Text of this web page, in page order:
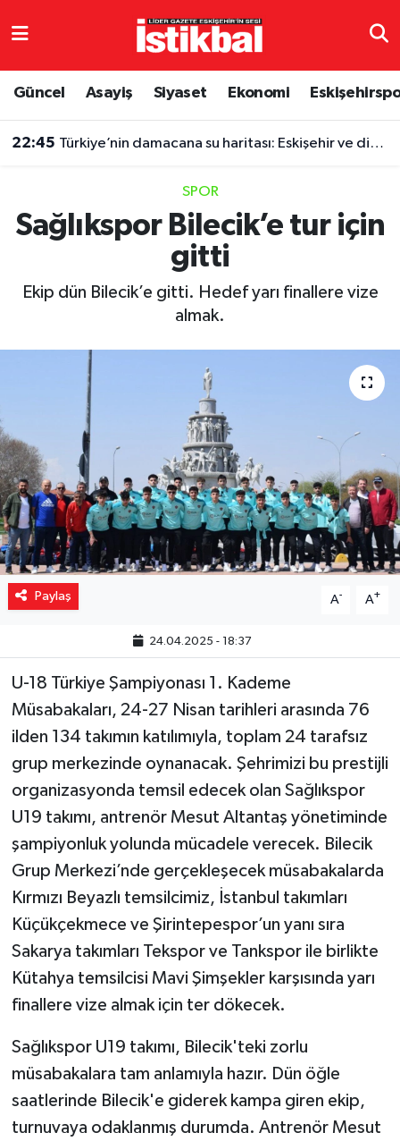
Güncel Asayiş Siyaset Ekonomi
22:45 Türkiye’nin damacana su haritası: Eskişehir ve diğer illerde fiyatlar ne kadar?
SPOR
Sağlıkspor Bilecik’e tur için
gitti
Ekip dün Bilecik’e gitti. Hedef yarı finallere vize
almak.
Paylaş A- A+
24.04.2025 - 18:37
U-18 Türkiye Şampiyonası 1. Kademe
Müsabakaları, 24-27 Nisan tarihleri arasında 76
ilden 134 takımın katılımıyla, toplam 24 tarafsız
grup merkezinde oynanacak. Şehrimizi bu prestijli
organizasyonda temsil edecek olan Sağlıkspor
U19 takımı, antrenör Mesut Altantaş yönetiminde
şampiyonluk yolunda mücadele verecek. Bilecik
Grup Merkezi’nde gerçekleşecek müsabakalarda
Kırmızı Beyazlı temsilcimiz, İstanbul takımları
Küçükçekmece ve Şirintepespor’un yanı sıra
Sakarya takımları Tekspor ve Tankspor ile birlikte
Kütahya temsilcisi Mavi Şimşekler karşısında yarı
finallere vize almak için ter dökecek.
Sağlıkspor U19 takımı, Bilecik'teki zorlu
müsabakalara tam anlamıyla hazır. Dün öğle
saatlerinde Bilecik'e giderek kampa giren ekip,
turnuvaya odaklanmış durumda. Antrenör Mesut
Eskişehirspor
Eğitim
Sağlık
Yaşam
Resmi ilanlar
Eskişehir Nöbetçi Eczaneler
TFF 3.Lig 4.Grup Puan Durumu ve Fikstür
Tüm Manşetler
Haber Arşivi